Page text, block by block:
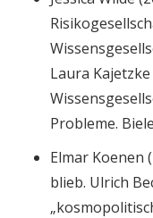
Laura
Probleme.
Elmar Koenen
blieb. Ulrich